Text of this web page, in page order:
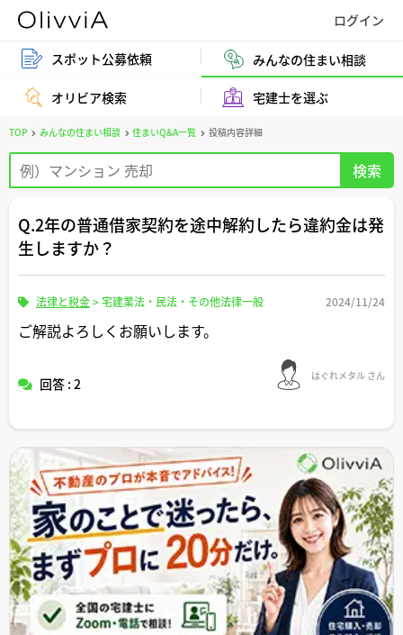
スポット公募依頼 みんなの住まい相談
オリビア検索 宅建士を選ぶ
TOP みんなの住まい相談 住まいQ&A一覧 投稿内容詳細
Q.2年の普通借家契約を途中解約したら違約金は発
生しますか？
法律と税金>宅建業法・民法・その他法律一般 2024/11/24
ご解説よろしくお願いします。
回答 : 2 はぐれメタル さん